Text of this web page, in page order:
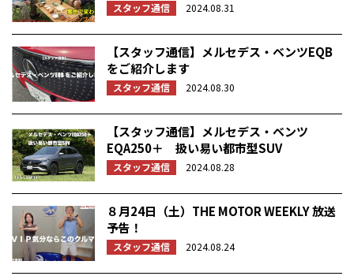
スタッフ通信 2024.08.31
【スタッフ通信】メルセデス・ベンツEQB
をご紹介します
スタッフ通信 2024.08.30
【スタッフ通信】メルセデス・ベンツ
EQA250＋ 扱い易い都市型SUV
スタッフ通信 2024.08.28
８月24日（土）THE MOTOR WEEKLY 放送
予告！
スタッフ通信 2024.08.24